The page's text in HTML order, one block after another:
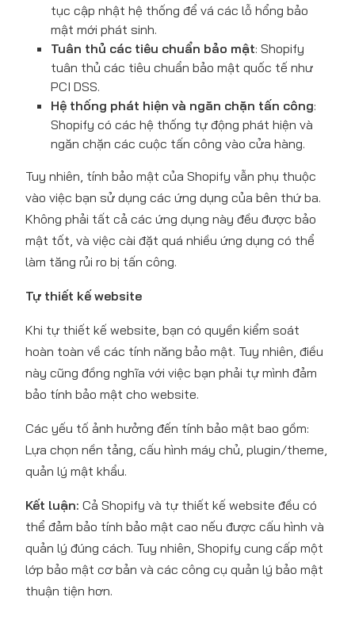
tục cập nhật hệ thống để vá các lỗ hổng bảo
mật mới phát sinh.
Tuân thủ các tiêu chuẩn bảo mật: Shopify
tuân thủ các tiêu chuẩn bảo mật quốc tế như
PCI DSS.
Hệ thống phát hiện và ngăn chặn tấn công:
Shopify có các hệ thống tự động phát hiện và
ngăn chặn các cuộc tấn công vào cửa hàng.
Tuy nhiên, tính bảo mật của Shopify vẫn phụ thuộc
vào việc bạn sử dụng các ứng dụng của bên thứ ba.
Không phải tất cả các ứng dụng này đều được bảo
mật tốt, và việc cài đặt quá nhiều ứng dụng có thể
làm tăng rủi ro bị tấn công.
Tự thiết kế website
Khi tự thiết kế website, bạn có quyền kiểm soát
hoàn toàn về các tính năng bảo mật. Tuy nhiên, điều
này cũng đồng nghĩa với việc bạn phải tự mình đảm
bảo tính bảo mật cho website.
Các yếu tố ảnh hưởng đến tính bảo mật bao gồm:
Lựa chọn nền tảng, cấu hình máy chủ, plugin/theme,
quản lý mật khẩu.
Kết luận: Cả Shopify và tự thiết kế website đều có
thể đảm bảo tính bảo mật cao nếu được cấu hình và
quản lý đúng cách. Tuy nhiên, Shopify cung cấp một
lớp bảo mật cơ bản và các công cụ quản lý bảo mật
thuận tiện hơn.